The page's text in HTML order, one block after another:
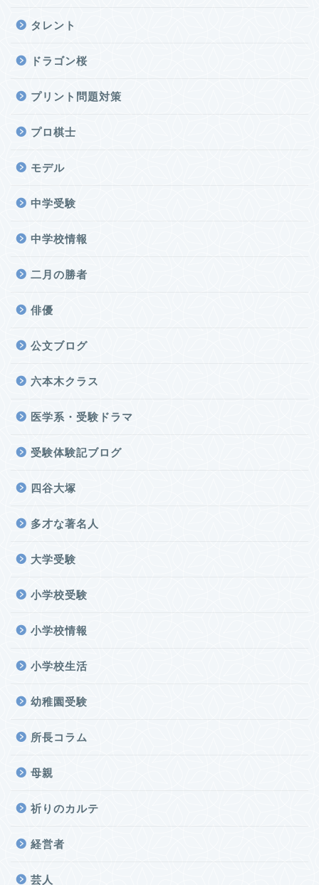
タレント
ドラゴン桜
プリント問題対策
プロ棋士
モデル
中学受験
中学校情報
二月の勝者
俳優
公文ブログ
六本木クラス
医学系・受験ドラマ
受験体験記ブログ
四谷大塚
多才な著名人
大学受験
小学校受験
小学校情報
小学校生活
幼稚園受験
所長コラム
母親
祈りのカルテ
経営者
芸人